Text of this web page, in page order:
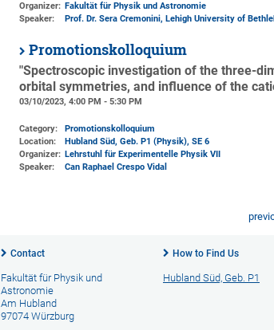
Organizer: Fakultät für Physik und Astronomie
Speaker:
Prof. Dr. Sera Cremonini, Lehigh University of
Promotionskolloquium
"Spectroscopic investigation of the three-
orbital symmetries, and influence of the
03/10/2023, 4:00 PM - 5:30 PM
Category:
Promotionskolloquium
Location:
Hubland Süd, Geb. P1 (Physik), SE 6
Organizer: Lehrstuhl für Experimentelle Physik VII
Speaker:
Can Raphael Crespo Vidal
Contact
Fakultät für Physik und
Astronomie
Am Hubland
97074 Würzburg
How to Find Us
Hubland Süd, Geb. P1